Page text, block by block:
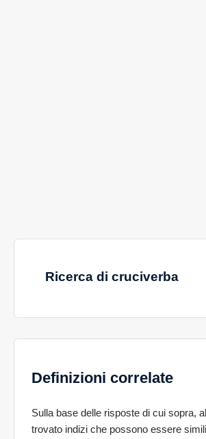
Ricerca di cruciverba
Definizioni correlate
Sulla base delle risposte di cui sopra,
trovato indizi che possono essere